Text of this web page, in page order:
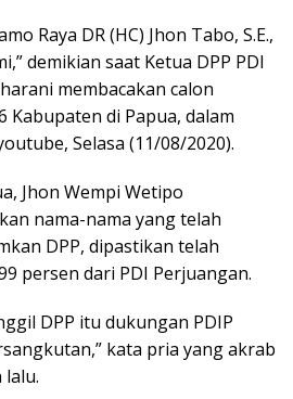
Raya DR (HC) Jhon Tabo, S.E.,
demikian saat Ketua DPP PDI
membacakan calon
Kabupaten di Papua, dalam
Selasa (11/08/2020).
Jhon Wempi Wetipo
nama-nama yang telah
DPP, dipastikan telah
persen dari PDI Perjuangan.
DPP itu dukungan PDIP
kata pria yang akrab
lalu.